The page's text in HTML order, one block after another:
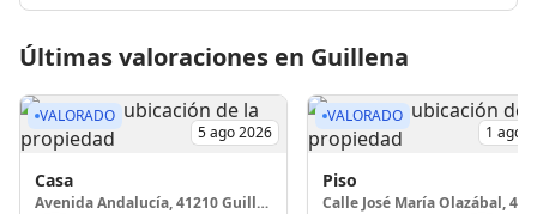
Últimas valoraciones en Guillena
VALORADO
5 ago 2026
Casa
Avenida Andalucía, 41210 Guillena
VALORADO
1 ago
Piso